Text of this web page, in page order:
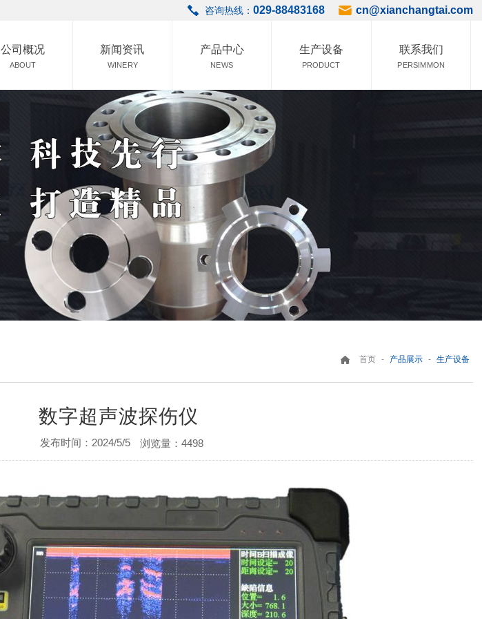
咨询热线： 029-88483168 cn@xianchangtai.com
公司概况
ABOUT
新闻资讯
WINERY
产品中心
NEWS
生产设备
PRODUCT
联系我们
PERSIMMON
首页 - 产品展示 - 生产设备
数字超声波探伤仪
发布时间：2024/5/5 浏览量：4498